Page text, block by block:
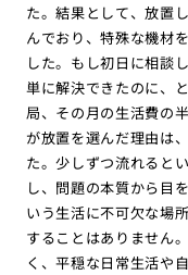
た。結果として、放置
んでおり、特殊な機材
した。もし初日に相談
単に解決できたのに、
局、その月の生活費の
が放置を選んだ理由は
た。少しずつ流れると
し、問題の本質から目
いう生活に不可欠な場
することはありません
く、平穏な日常生活や